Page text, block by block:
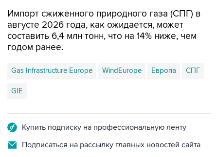
Импорт сжиженного природного газа (СПГ) в
августе 2026 года, как ожидается, может
составить 6,4 млн тонн, что на 14% ниже, чем
годом ранее.
Gas Infrastructure Europe WindEurope Европа СПГ
GIE
Купить подписку на профессиональную ленту
Подписаться на рассылку главных новостей сайта